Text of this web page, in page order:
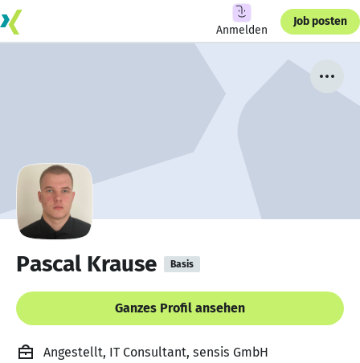
Anmelden
Job posten
Pascal Krause Basis
Ganzes Profil ansehen
Angestellt, IT Consultant, sensis GmbH